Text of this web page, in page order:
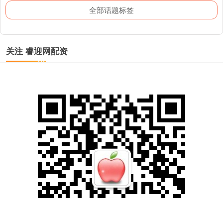
全部话题标签
关注 睿迎网配资